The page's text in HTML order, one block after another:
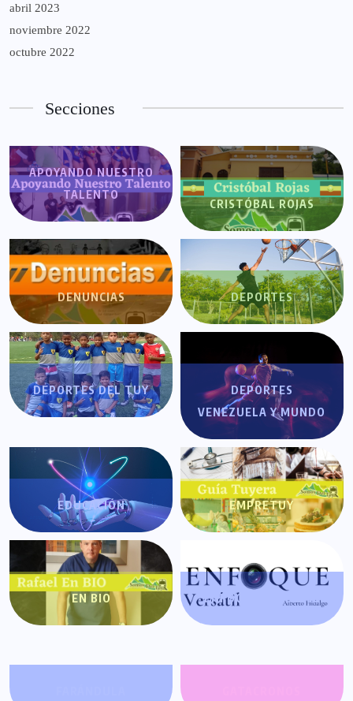
abril 2023
noviembre 2022
octubre 2022
Secciones
APOYANDO NUESTRO
TALENTO
CRISTÓBAL ROJAS
DENUNCIAS DEPORTES
DEPORTES DEL TUY
DEPORTES
VENEZUELA Y MUNDO
EDUCACIÓN EMPRETUY
EN BIO ENFOQUE VERSÁTIL